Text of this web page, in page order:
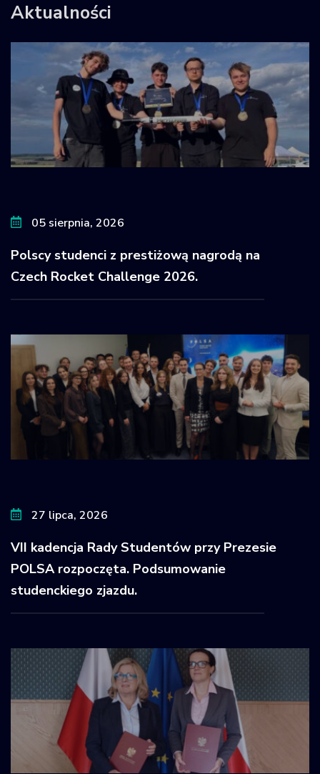
Aktualności
05 sierpnia, 2026
Polscy studenci z prestiżową nagrodą na
Czech Rocket Challenge 2026.
27 lipca, 2026
VII kadencja Rady Studentów przy Prezesie
POLSA rozpoczęta. Podsumowanie
studenckiego zjazdu.